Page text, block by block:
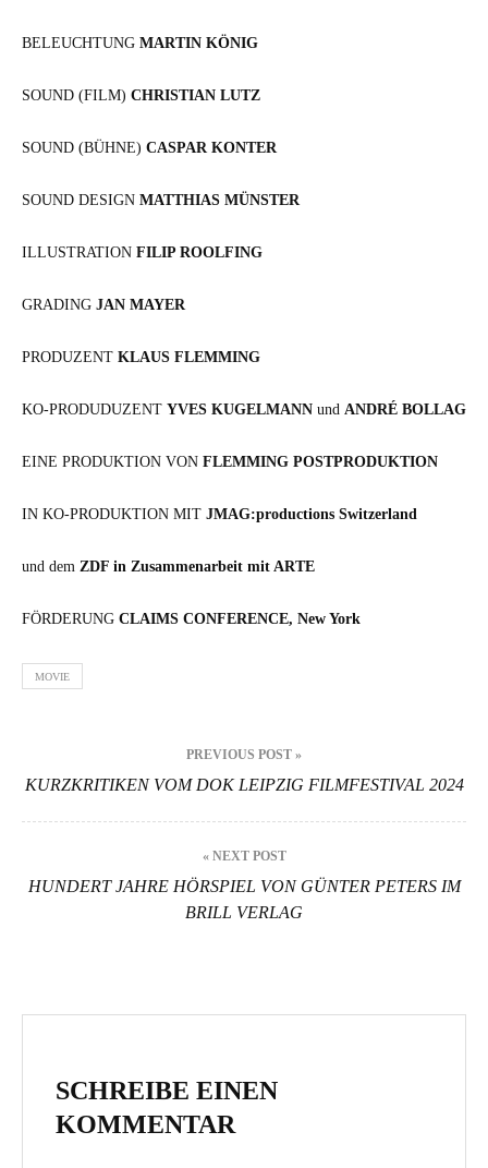
BELEUCHTUNG MARTIN KÖNIG
SOUND (FILM) CHRISTIAN LUTZ
SOUND (BÜHNE) CASPAR KONTER
SOUND DESIGN MATTHIAS MÜNSTER
ILLUSTRATION FILIP ROOLFING
GRADING JAN MAYER
PRODUZENT KLAUS FLEMMING
KO-PRODUDUZENT YVES KUGELMANN und ANDRÉ BOLLAG
EINE PRODUKTION VON FLEMMING POSTPRODUKTION
IN KO-PRODUKTION MIT JMAG:productions Switzer­land
und dem ZDF in Zusam­me­nar­beit mit ARTE
FÖRDERUNG CLAIMS CONFERENCE, New York
MOVIE
PREVIOUS POST »
KURZKRITIKEN VOM DOK LEIPZIG FILMFESTIVAL 2024
« NEXT POST
HUNDERT JAHRE HÖRSPIEL VON GÜNTER PETERS IM
BRILL VERLAG
SCHREIBE EINEN
KOMMENTAR